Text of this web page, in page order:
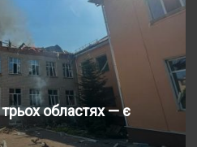
областях — є